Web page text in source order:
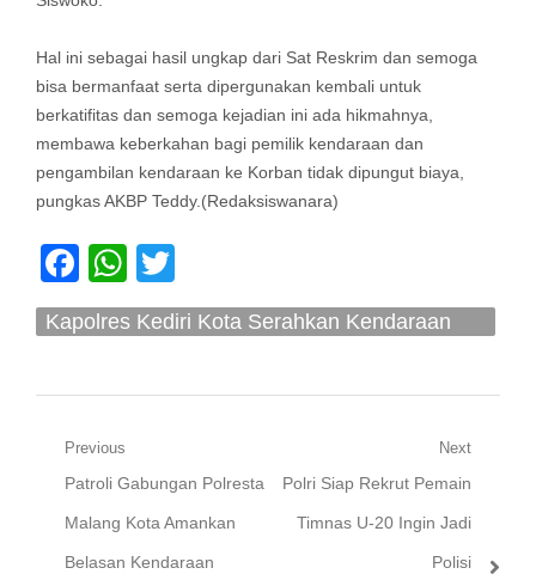
Hal ini sebagai hasil ungkap dari Sat Reskrim dan semoga
bisa bermanfaat serta dipergunakan kembali untuk
berkatifitas dan semoga kejadian ini ada hikmahnya,
membawa keberkahan bagi pemilik kendaraan dan
pengambilan kendaraan ke Korban tidak dipungut biaya,
pungkas AKBP Teddy.(Redaksiswanara)
Facebook
WhatsApp
Kapolres Kediri Kota Serahkan Kendaraan
Navigasi
pos
Previous
Previous
post:
Patroli Gabungan Polresta
Malang Kota Amankan
Belasan Kendaraan
Next
Next
post:
Polri Siap Rekrut Pemain
Timnas U-20 Ingin Jadi
Polisi